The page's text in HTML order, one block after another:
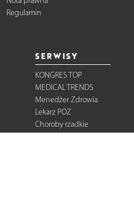
Regulamin
SERWISY
KONGRES TOP
MEDICAL TRENDS
Menedżer Zdrowia
Lekarz POZ
Choroby rzadkie